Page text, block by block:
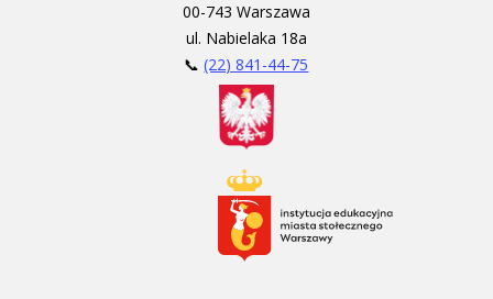
00-743 Warszawa
ul. Nabielaka 18a
📞(22) 841-44-75